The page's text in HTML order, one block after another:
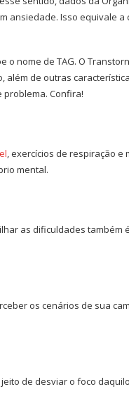
ansiedade. Isso equivale a
nome de TAG. O
de outras
problema. Confira!
, exercícios de respiração e
mental.
as dificuldades também
os cenários de sua
de desviar o foco